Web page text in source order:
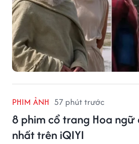
PHIM ẢNH 57 phút trước
8 phim cổ trang Hoa
nhất trên iQIYI